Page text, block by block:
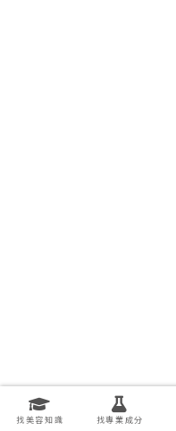
找美容知識 找專業成分